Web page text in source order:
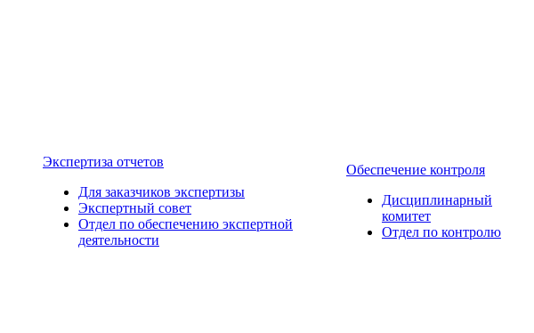
Экспертиза отчетов
Для заказчиков экспертизы
Экспертный совет
Отдел по обеcпечению экспертной
деятельности
Обеспечение контроля
Дисциплинарный
комитет
Отдел по контролю